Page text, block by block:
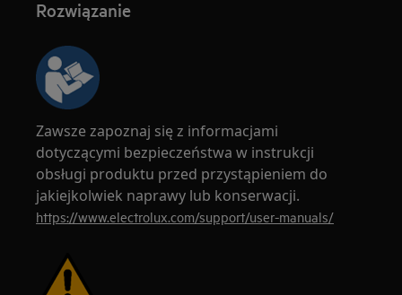
Rozwiązanie
Zawsze zapoznaj się z informacjami
dotyczącymi bezpieczeństwa w instrukcji
obsługi produktu przed przystąpieniem do
jakiejkolwiek naprawy lub konserwacji.
https://www.electrolux.com/support/user-manuals/